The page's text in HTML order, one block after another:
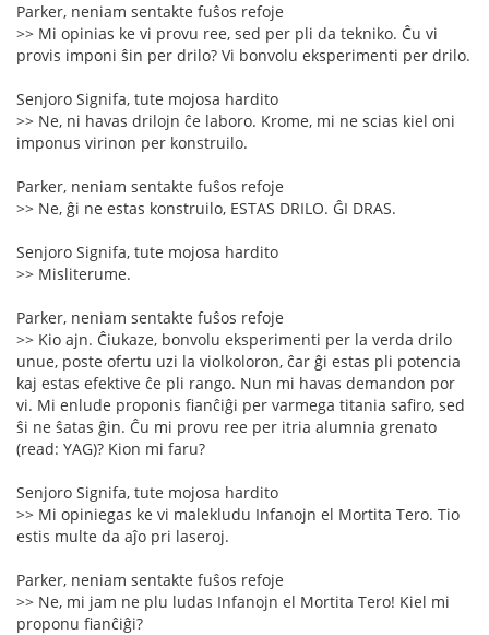
Parker, neniam sentakte fuŝos refoje
>> Mi opinias ke vi provu ree, sed per pli da tekniko. Ĉu vi
provis imponi ŝin per drilo? Vi bonvolu eksperimenti per drilo.
Senjoro Signifa, tute mojosa hardito
>> Ne, ni havas drilojn ĉe laboro. Krome, mi ne scias kiel oni
imponus virinon per konstruilo.
Parker, neniam sentakte fuŝos refoje
>> Ne, ĝi ne estas konstruilo, ESTAS DRILO. ĜI DRAS.
Senjoro Signifa, tute mojosa hardito
>> Misliterume.
Parker, neniam sentakte fuŝos refoje
>> Kio ajn. Ĉiukaze, bonvolu eksperimenti per la verda drilo
unue, poste ofertu uzi la violkoloron, ĉar ĝi estas pli potencia
kaj estas efektive ĉe pli rango. Nun mi havas demandon por
vi. Mi enlude proponis fianĉiĝi per varmega titania safiro, sed
ŝi ne ŝatas ĝin. Ĉu mi provu ree per itria alumnia grenato
(read: YAG)? Kion mi faru?
Senjoro Signifa, tute mojosa hardito
>> Mi opiniegas ke vi malekludu Infanojn el Mortita Tero. Tio
estis multe da aĵo pri laseroj.
Parker, neniam sentakte fuŝos refoje
>> Ne, mi jam ne plu ludas Infanojn el Mortita Tero! Kiel mi
proponu fianĉiĝi?